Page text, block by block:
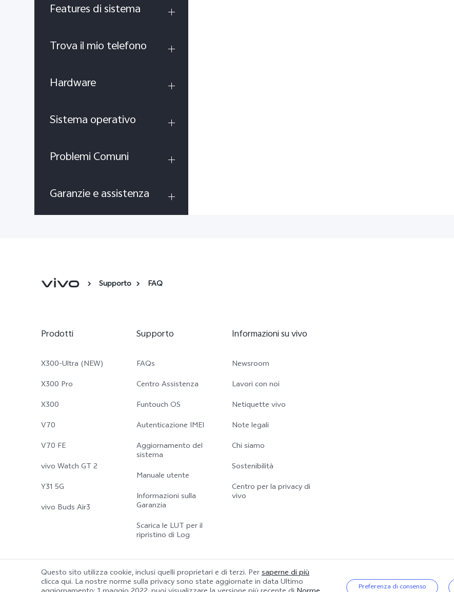
Features di sistema
Trova il mio telefono
Hardware
Sistema operativo
Problemi Comuni
Garanzie e assistenza
Supporto FAQ
Prodotti
X300-Ultra (NEW)
X300 Pro
X300
V70
V70 FE
vivo Watch GT 2
Y31 5G
vivo Buds Air3
Supporto
FAQs
Centro Assistenza
Funtouch OS
Autenticazione IMEI
Aggiornamento del
sistema
Manuale utente
Informazioni sulla
Garanzia
Scarica le LUT per il
ripristino di Log
Informazioni su vivo
Newsroom
Lavori con noi
Netiquette vivo
Note legali
Chi siamo
Sostenibilità
Centro per la privacy di
vivo
© 2026 vivo Mobile Communication Co., Ltd. Tutti i diritti riservati. | Politica sulla riservatezza Gestione dei Cookie | Supporto per la privacy
Questo sito utilizza cookie, inclusi quelli proprietari e di terzi. Persaperne di più
clicca qui. La nostre norme sulla privacy sono state aggiornate in data Ultimo Preferenza di consenso